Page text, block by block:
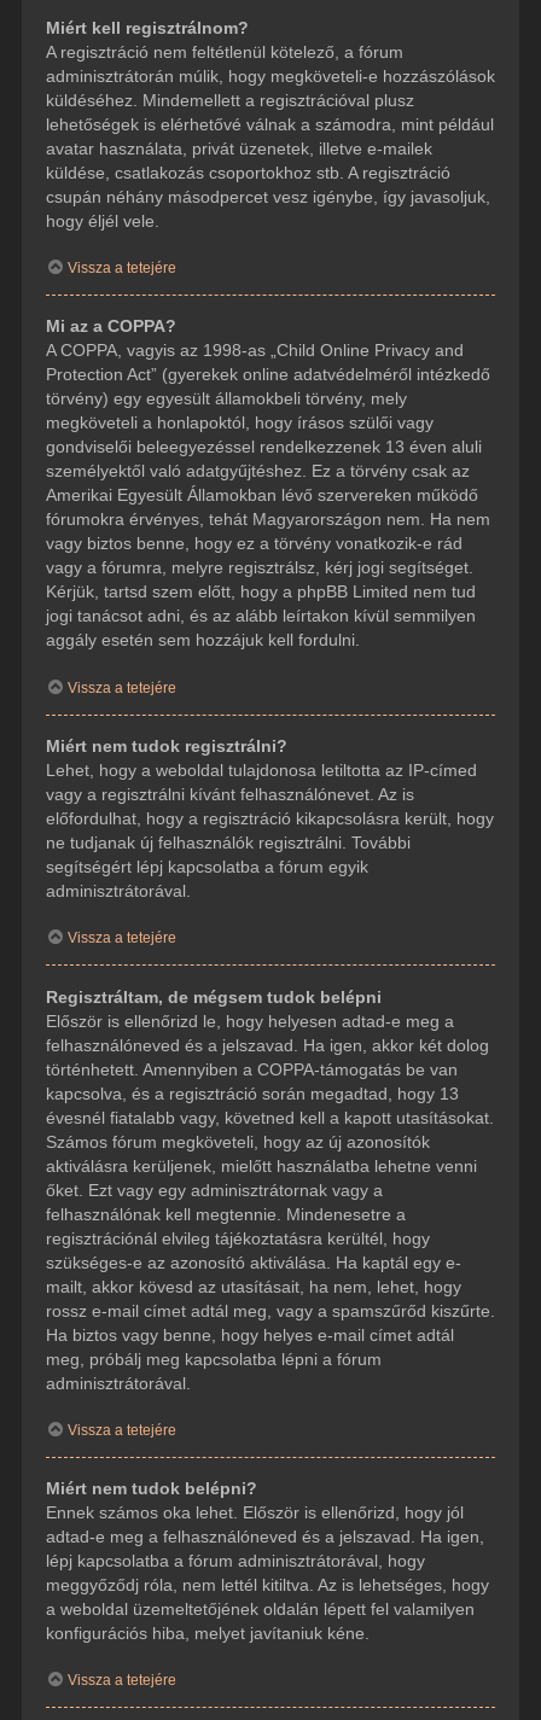
Miért kell regisztrálnom?
A regisztráció nem feltétlenül kötelező, a fórum
adminisztrátorán múlik, hogy megköveteli-e hozzászólások
küldéséhez. Mindemellett a regisztrációval plusz
lehetőségek is elérhetővé válnak a számodra, mint például
avatar használata, privát üzenetek, illetve e-mailek
küldése, csatlakozás csoportokhoz stb. A regisztráció
csupán néhány másodpercet vesz igénybe, így javasoljuk,
hogy éljél vele.
Vissza a tetejére
Mi az a COPPA?
A COPPA, vagyis az 1998-as „Child Online Privacy and
Protection Act” (gyerekek online adatvédelméről intézkedő
törvény) egy egyesült államokbeli törvény, mely
megköveteli a honlapoktól, hogy írásos szülői vagy
gondviselői beleegyezéssel rendelkezzenek 13 éven aluli
személyektől való adatgyűjtéshez. Ez a törvény csak az
Amerikai Egyesült Államokban lévő szervereken működő
fórumokra érvényes, tehát Magyarországon nem. Ha nem
vagy biztos benne, hogy ez a törvény vonatkozik-e rád
vagy a fórumra, melyre regisztrálsz, kérj jogi segítséget.
Kérjük, tartsd szem előtt, hogy a phpBB Limited nem tud
jogi tanácsot adni, és az alább leírtakon kívül semmilyen
aggály esetén sem hozzájuk kell fordulni.
Vissza a tetejére
Miért nem tudok regisztrálni?
Lehet, hogy a weboldal tulajdonosa letiltotta az IP-címed
vagy a regisztrálni kívánt felhasználónevet. Az is
előfordulhat, hogy a regisztráció kikapcsolásra került, hogy
ne tudjanak új felhasználók regisztrálni. További
segítségért lépj kapcsolatba a fórum egyik
adminisztrátorával.
Vissza a tetejére
Regisztráltam, de mégsem tudok belépni
Először is ellenőrizd le, hogy helyesen adtad-e meg a
felhasználóneved és a jelszavad. Ha igen, akkor két dolog
történhetett. Amennyiben a COPPA-támogatás be van
kapcsolva, és a regisztráció során megadtad, hogy 13
évesnél fiatalabb vagy, követned kell a kapott utasításokat.
Számos fórum megköveteli, hogy az új azonosítók
aktiválásra kerüljenek, mielőtt használatba lehetne venni
őket. Ezt vagy egy adminisztrátornak vagy a
felhasználónak kell megtennie. Mindenesetre a
regisztrációnál elvileg tájékoztatásra kerültél, hogy
szükséges-e az azonosító aktiválása. Ha kaptál egy e-
mailt, akkor kövesd az utasításait, ha nem, lehet, hogy
rossz e-mail címet adtál meg, vagy a spamszűrőd kiszűrte.
Ha biztos vagy benne, hogy helyes e-mail címet adtál
meg, próbálj meg kapcsolatba lépni a fórum
adminisztrátorával.
Vissza a tetejére
Miért nem tudok belépni?
Ennek számos oka lehet. Először is ellenőrizd, hogy jól
adtad-e meg a felhasználóneved és a jelszavad. Ha igen,
lépj kapcsolatba a fórum adminisztrátorával, hogy
meggyőződj róla, nem lettél kitiltva. Az is lehetséges, hogy
a weboldal üzemeltetőjének oldalán lépett fel valamilyen
konfigurációs hiba, melyet javítaniuk kéne.
Vissza a tetejére